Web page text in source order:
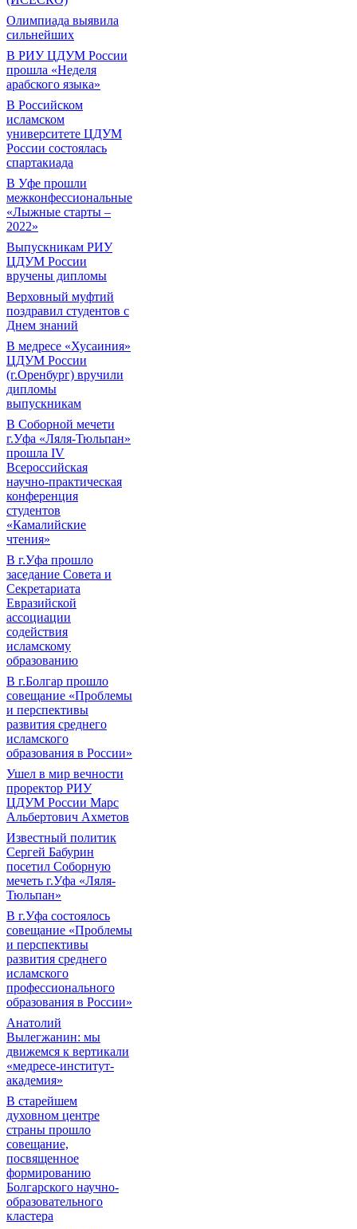
Олимпиада выявила
сильнейших
В РИУ ЦДУМ России
прошла «Неделя
арабского языка»
В Российском
исламском
университете ЦДУМ
России состоялась
спартакиада
В Уфе прошли
межконфессиональные
«Лыжные старты –
2022»
Выпускникам РИУ
ЦДУМ России
вручены дипломы
Верховный муфтий
поздравил студентов с
Днем знаний
В медресе «Хусаиния»
ЦДУМ России
(г.Оренбург) вручили
дипломы
выпускникам
В Соборной мечети
г.Уфа «Ляля-Тюльпан»
прошла IV
Всероссийская
научно-практическая
конференция
студентов
«Камалийские
чтения»
В г.Уфа прошло
заседание Совета и
Секретариата
Евразийской
ассоциации
содействия
исламскому
образованию
В г.Болгар прошло
совещание «Проблемы
и перспективы
развития среднего
исламского
образования в России»
Ушел в мир вечности
проректор РИУ
ЦДУМ России Марс
Альбертович Ахметов
Известный политик
Сергей Бабурин
посетил Соборную
мечеть г.Уфа «Ляля-
Тюльпан»
В г.Уфа состоялось
совещание «Проблемы
и перспективы
развития среднего
исламского
профессионального
образования в России»
Анатолий
Вылегжанин: мы
движемся к вертикали
«медресе-институт-
академия»
В старейшем
духовном центре
страны прошло
совещание,
посвященное
формированию
Болгарского научно-
образовательного
кластера